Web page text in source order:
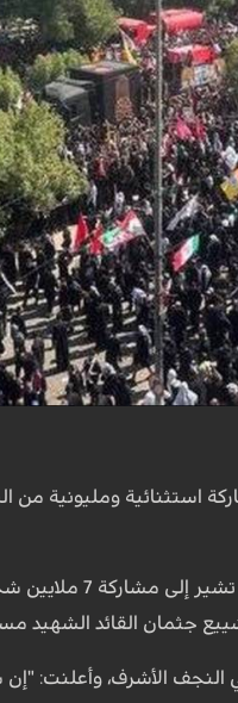
استثنائية ومليونية من
جثمان القائد الشهيد
النجف الأشرف، وأعلنت: